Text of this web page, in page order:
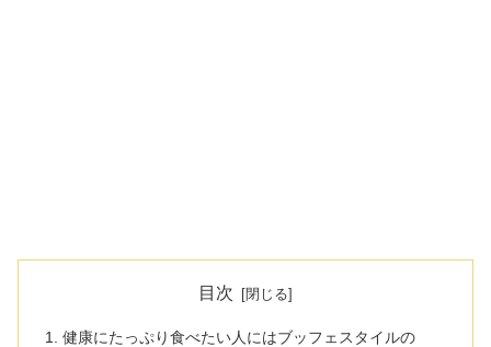
目次
健康にたっぷり食べたい人にはブッフェスタイルの